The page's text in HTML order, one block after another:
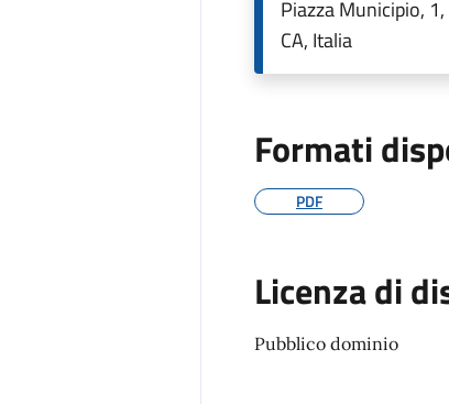
Piazza Municipio,
CA, Italia
Formati
PDF
Licenza di
Pubblico dominio